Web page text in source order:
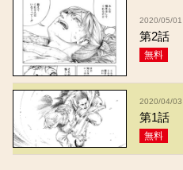
2020/05/01
第2話
無料
2020/04/03
第1話
無料